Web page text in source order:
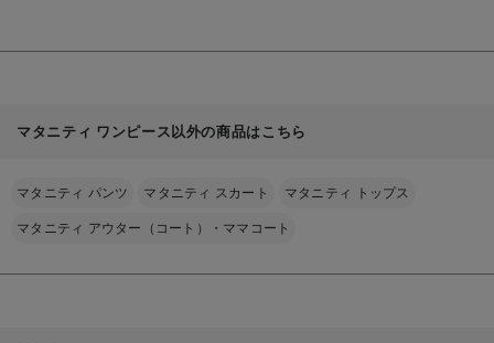
マタニティ ワンピース以外の商品はこちら
マタニティ パンツ マタニティ スカート マタニティ トップス
マタニティ アウター（コート）・ママコート